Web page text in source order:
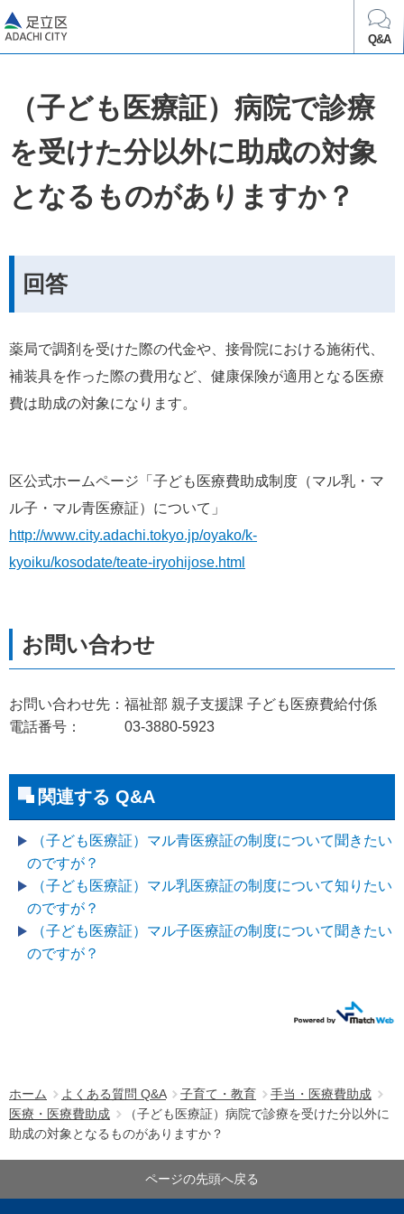
Q&A
ホーム よくある質問 Q&A 子育て・教育
手当・医療費助成
医療・医療費助成
（子ども医療証）病院で診療を受けた分以外に
助成の対象となるものがありますか？
（子ども医療証）病院で診療
を受けた分以外に助成の対象
となるものがありますか？
回答
薬局で調剤を受けた際の代金や、接骨院における施術代、
補装具を作った際の費用など、健康保険が適用となる医療
費は助成の対象になります。
区公式ホームページ「子ども医療費助成制度（マル乳・マ
ル子・マル青医療証）について」
http://www.city.adachi.tokyo.jp/oyako/k-
kyoiku/kosodate/teate-iryohijose.html
お問い合わせ先：福祉部 親子支援課 子ども医療費給付係
電話番号： 03-3880-5923
関連する Q&A
（子ども医療証）マル青医療証の制度について聞きたい
のですが？
（子ども医療証）マル乳医療証の制度について知りたい
のですが？
（子ども医療証）マル子医療証の制度について聞きたい
のですが？
ページの先頭へ戻る